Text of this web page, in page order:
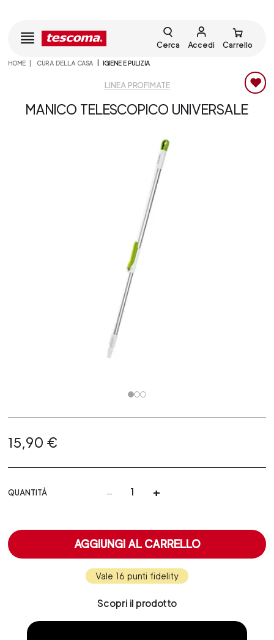
Cerca Accedi Carrello
HOME CURA DELLA CASA IGIENE E PULIZIA
LINEA PROFIMATE
MANICO TELESCOPICO UNIVERSALE
15,90 €
QUANTITÀ - +
AGGIUNGI AL CARRELLO
Vale 16 punti fidelity
Scopri il prodotto